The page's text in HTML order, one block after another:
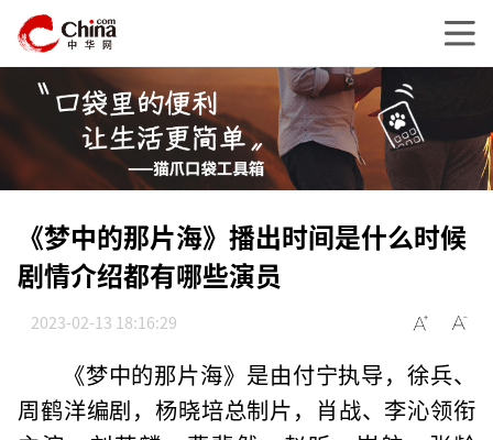
《梦中的那片海》播出时间是什么时候
剧情介绍都有哪些演员
2023-02-13 18:16:29
《梦中的那片海》是由付宁执导，徐兵、
周鹤洋编剧，杨晓培总制片，肖战、李沁领衔